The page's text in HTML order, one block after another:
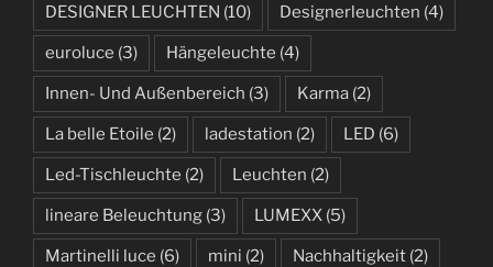
DESIGNER LEUCHTEN (10) Designerleuchten (4)
euroluce (3) Hängeleuchte (4)
Innen- Und Außenbereich (3) Karma (2)
La belle Etoile (2) ladestation (2) LED (6)
Led-Tischleuchte (2) Leuchten (2)
lineare Beleuchtung (3) LUMEXX (5)
Martinelli luce (6) mini (2) Nachhaltigkeit (2)